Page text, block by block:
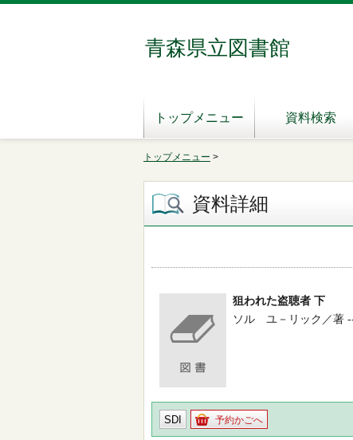
青森県立図書館
トップメニュー 資料検索
トップメニュー >
資料詳細
狙われた盗聴者 下
ソル ユ－リック／著
SDI 予約かごへ